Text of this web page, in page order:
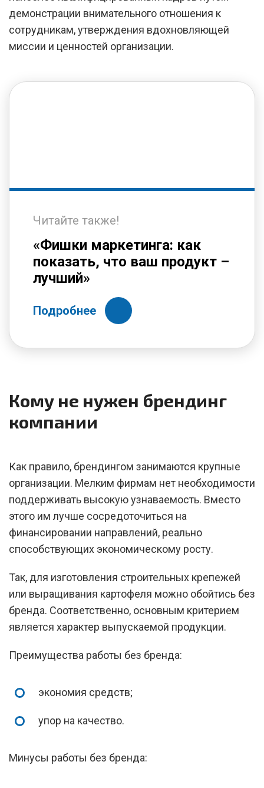
демонстрации внимательного отношения к
сотрудникам, утверждения вдохновляющей
миссии и ценностей организации.
Читайте также!
«Фишки маркетинга: как
показать, что ваш продукт –
лучший»
Подробнее
Кому не нужен брендинг
компании
Как правило, брендингом занимаются крупные
организации. Мелким фирмам нет необходимости
поддерживать высокую узнаваемость. Вместо
этого им лучше сосредоточиться на
финансировании направлений, реально
способствующих экономическому росту.
Так, для изготовления строительных крепежей
или выращивания картофеля можно обойтись без
бренда. Соответственно, основным критерием
является характер выпускаемой продукции.
Преимущества работы без бренда:
экономия средств;
упор на качество.
Минусы работы без бренда: